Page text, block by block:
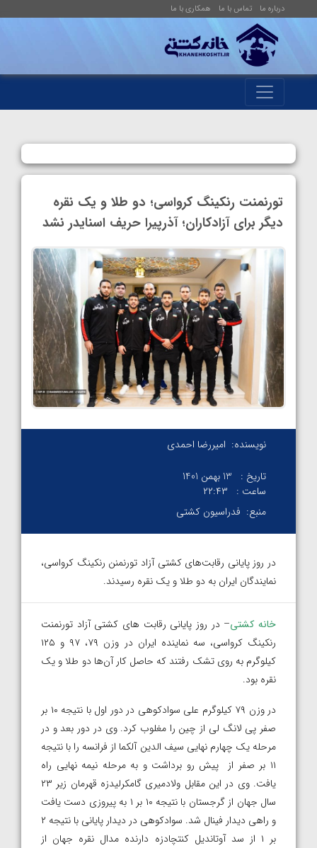
درباره ما تماس با ما همکاری با ما
تورنمنت رنکینگ کرواسی؛ دو طلا و یک نقره
دیگر برای آزادکاران؛ آذرپیرا حریف اسنایدر نشد
نویسنده: امیررضا احمدی
تاریخ :
13 بهمن 1401
ساعت :
۲۲:۴۳
منبع: فدراسیون کشتی
در روز پایانی رقابت‌های کشتی آزاد تورنمنن رنکینگ کرواسی،
نمایندگان ایران به دو طلا و یک نقره رسیدند.
خانه کشتی– در روز پایانی رقابت های کشتی آزاد تورنمنت
رنکینگ کرواسی، سه‌ نماینده ایران در وزن ۷۹، ۹۷ و ۱۲۵
کیلوگرم به روی تشک رفتند که حاصل کار آن‌ها دو طلا و یک
نقره بود.
در وزن ۷۹ کیلوگرم علی سوادکوهی در دور اول با نتیجه ۱۰ بر
صفر پی لانگ لی از چین را مغلوب کرد. وی در دور بعد و در
مرحله یک چهارم نهایی سیف الدین آلکما از فرانسه را با نتیجه
۱۱ بر صفر از پیش رو برداشت و به مرحله نیمه نهایی راه
یافت. وی در این مقابل ولادمیری گامکرلیدزه قهرمان زیر ۲۳
سال جهان از گرجستان با نتیجه ۱۰ بر ۱ به پیروزی دست یافت
و راهی دیدار فینال شد. سوادکوهی در دیدار پایانی با نتیجه ۲
بر ۱ از سد آوتاندیل کنتچادزه دارنده مدال نقره جهان از